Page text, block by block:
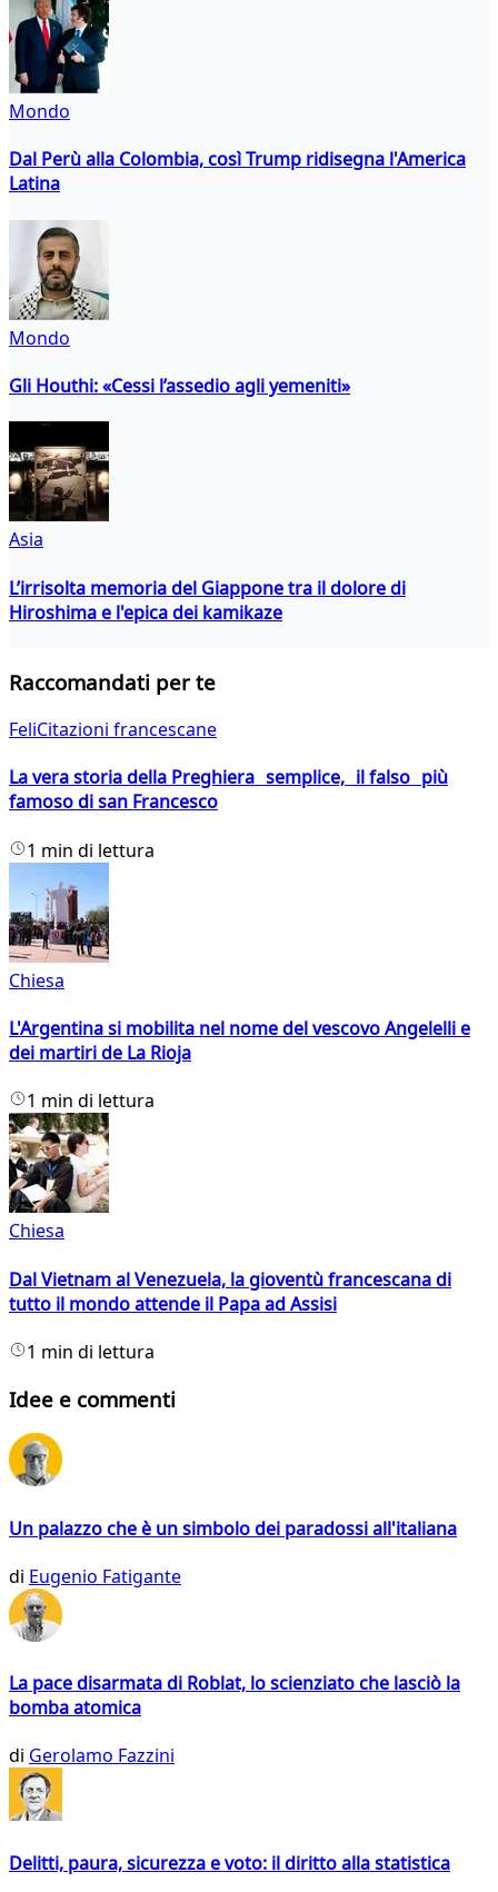
Mondo
Dal Perù alla Colombia, così Trump ridisegna l'America
Latina
Mondo
Gli Houthi: «Cessi l’assedio agli yemeniti»
Asia
L’irrisolta memoria del Giappone tra il dolore di
Hiroshima e l'epica dei kamikaze
Raccomandati per te
FeliCitazioni francescane
La vera storia della Preghiera semplice, il falso più
famoso di san Francesco
1 min di lettura
Chiesa
L'Argentina si mobilita nel nome del vescovo Angelelli e
dei martiri de La Rioja
1 min di lettura
Chiesa
Dal Vietnam al Venezuela, la gioventù francescana di
tutto il mondo attende il Papa ad Assisi
1 min di lettura
Idee e commenti
Un palazzo che è un simbolo dei paradossi all'italiana
di Eugenio Fatigante
La pace disarmata di Roblat, lo scienziato che lasciò la
bomba atomica
di Gerolamo Fazzini
Delitti, paura, sicurezza e voto: il diritto alla statistica